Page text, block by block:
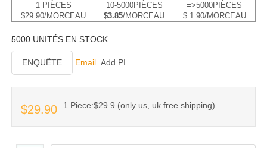
1 PIÈCES
$29.90/MORCEAU
10-5000PIÈCES
$3.85/MORCEAU
=>5000PIÈCES
$ 1.90/MORCEAU
5000 UNITÉS EN STOCK
ENQUÊTE Email Add PI
$29.90 1 Piece:$29.9 (only us, uk free shipping)